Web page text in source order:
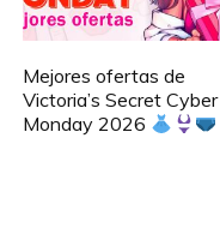
Mejores ofertas de
Victoria’s Secret Cyber
Monday 2026